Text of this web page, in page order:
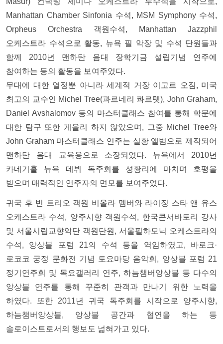
Manhattan Chamber Sinfonia 수석, MSM Symphony 수석,
Orpheus Orchestra 객원수석, Manhattan Jazzphil
오케스트라 수석으로 활동, 뉴욕 필 악장 및 수석 단원들과
함께 2010년 맨하탄 음대 장학기금 설립기념 연주에
참여하는 등의 활동을 보여주었다.
무대에 대한 열정뿐 아니라 세계적 거장 이고르 오짐, 미국
최고의 교수인 Michel Tree(과르네리 콰르텟), John Graham,
Daniel Avshalomov 등의 마스터클래스 참여를 통해 학문에
대한 탐구 또한 게을리 하지 않았으며, 그중 Michel Tree와
John Graham 마스터클래스 연주는 실황 앨범으로 제작되어
맨하탄 음대 교육용으로 소장되었다. 뉴욕에서 2010년
카네기홀 뉴욕 데뷔 독주회를 성황리에 마치며 호평을
받으며 매력적인 연주자의 면모를 보여주었다.
귀국 후 빈 트리오 객원 비올라 멤버와 라이징 스타 앤 유스
오케스트라 수석, 양주시향 객원수석, 한국콘서바토리 강사
및 서울시립교향악단 객원단원, 서울필하모닉 오케스트라의
수석, 앙상블 포럼 21의 수석 등을 역임하였고, 바로크·
로코코 궁정 문화전 기념 토요마당 음악회, 앙상블 포럼 21
정기연주회 및 목요갤러리 연주, 하늠챔버앙상블 등 다수의
앙상블 연주를 통해 꾸준히 관객과 만나기 위한 노력을
하였다. 또한 2011년 귀국 독주회를 시작으로 양주시향,
하늠챔버앙상블, 앙상블 공간과 협연을 하는 등
솔로이스트로서의 행보도 넓혀가고 있다.